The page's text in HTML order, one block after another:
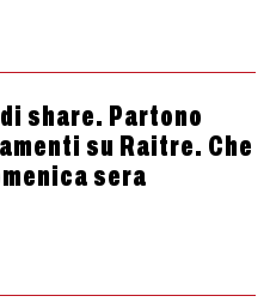
share. Partono
su Raitre. Che
sera